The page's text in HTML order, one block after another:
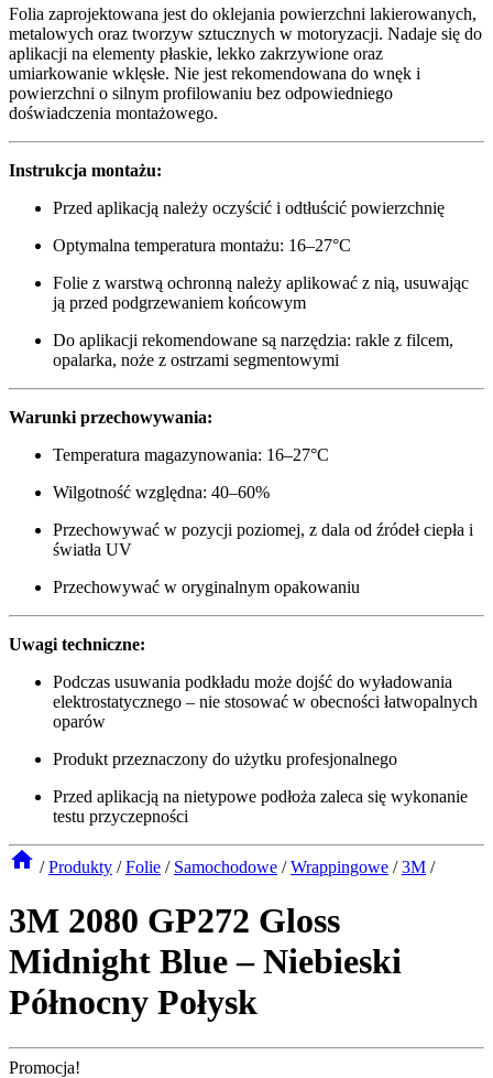
Folia zaprojektowana jest do oklejania powierzchni lakierowanych,
metalowych oraz tworzyw sztucznych w motoryzacji. Nadaje się do
aplikacji na elementy płaskie, lekko zakrzywione oraz
umiarkowanie wklęsłe. Nie jest rekomendowana do wnęk i
powierzchni o silnym profilowaniu bez odpowiedniego
doświadczenia montażowego.
Instrukcja montażu:
Przed aplikacją należy oczyścić i odtłuścić powierzchnię
Optymalna temperatura montażu: 16–27°C
Folie z warstwą ochronną należy aplikować z nią, usuwając
ją przed podgrzewaniem końcowym
Do aplikacji rekomendowane są narzędzia: rakle z filcem,
opalarka, noże z ostrzami segmentowymi
Warunki przechowywania:
Temperatura magazynowania: 16–27°C
Wilgotność względna: 40–60%
Przechowywać w pozycji poziomej, z dala od źródeł ciepła i
światła UV
Przechowywać w oryginalnym opakowaniu
Uwagi techniczne:
Podczas usuwania podkładu może dojść do wyładowania
elektrostatycznego – nie stosować w obecności łatwopalnych
oparów
Produkt przeznaczony do użytku profesjonalnego
Przed aplikacją na nietypowe podłoża zaleca się wykonanie
testu przyczepności
/ Produkty / Folie / Samochodowe / Wrappingowe / 3M /
3M 2080 GP272 Gloss
Midnight Blue – Niebieski
Północny Połysk
Promocja!